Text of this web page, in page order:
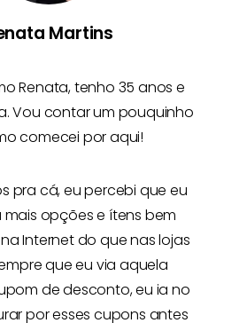
Martins
Renata, tenho 35 anos e
Vou contar um pouquinho
comecei por aqui!
pra cá, eu percebi que eu
opções e ítens bem
Internetdo que nas lojas
que eu via aquela
de desconto, eu ia no
por esses cupons antes